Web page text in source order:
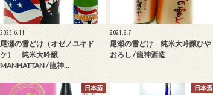
2023.6.11
尾瀬の雪どけ（オゼノユキド
ケ） 純米大吟醸
MANHATTAN / 龍神…
2021.8.7
尾瀬の雪どけ 純米大吟醸ひや
おろし / 龍神酒造
日本酒 日本酒